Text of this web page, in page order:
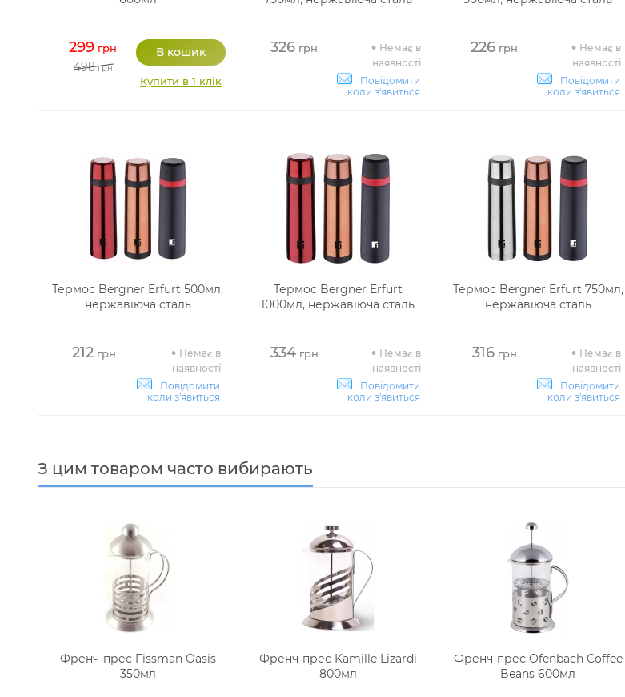
299 грн
498грн
Купити в 1 клік
326 грн
Немає в
наявності
Повідомити
коли з'явиться
226 грн
Немає в
наявності
Повідомити
коли з'явиться
Термос Bergner Erfurt 500мл,
нержавіюча сталь
212 грн
Немає в
наявності
Повідомити
коли з'явиться
Термос Bergner Erfurt
1000мл, нержавіюча сталь
334грн
Немає в
наявності
Повідомити
коли з'явиться
Термос Bergner Erfurt 750мл,
нержавіюча сталь
316грн
Немає в
наявності
Повідомити
коли з'явиться
З цим товаром часто вибирають
Френч-прес Fissman Oasis
350мл
Френч-прес Kamille Lizardi
800мл
Френч-прес Ofenbach Coffee
Beans 600мл